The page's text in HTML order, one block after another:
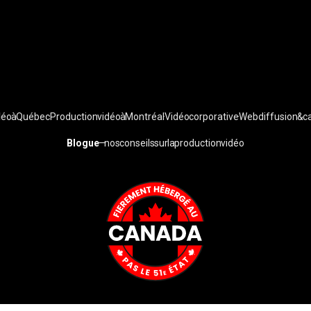
à QuébecProduction vidéo à MontréalVidéo corporativeWebdiffusion &
Blogue— nos conseils sur la production vidéo